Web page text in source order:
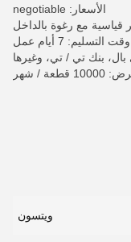
الأسعار: negotiable
قياسية مع رغوة بالداخل
وقت التسليم: 7 أيام عمل
بنك تي / تي، وغيرها
/ شهر
ويتسون